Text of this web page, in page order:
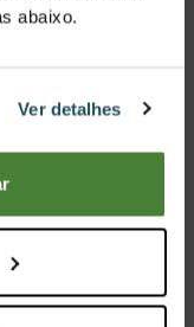
abaixo.
Ver detalhes